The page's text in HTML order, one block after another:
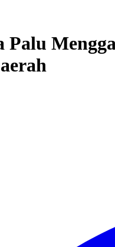
Palu